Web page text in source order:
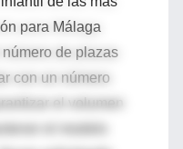
para Málaga
de plazas
con un número
el volumen